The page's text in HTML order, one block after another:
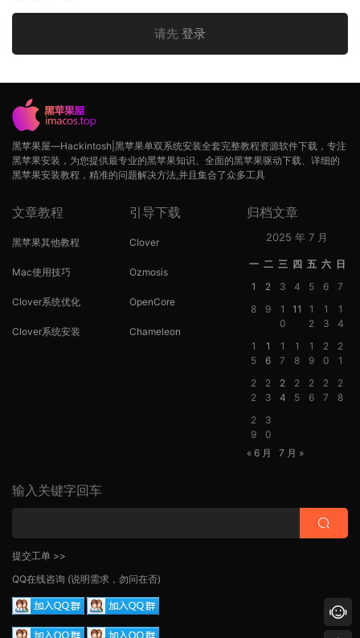
请先 登录
黑苹果屋—Hackintosh|黑苹果单双系统安装全套完整教程资源软件下载，专注
黑苹果安装，为您提供最专业的黑苹果知识、全面的黑苹果驱动下载、详细的
黑苹果安装教程，精准的问题解决方法,并且集合了众多工具
文章教程
黑苹果其他教程
Mac使用技巧
Clover系统优化
Clover系统安装
引导下载
Clover
Ozmosis
OpenCore
Chameleon
归档文章
2025 年 7 月
一 二 三 四 五 六 日
1
2 3 4 5 6
7
8
9
1
0
11
1
2
1
3
1
4
1
5
1
6
1
7
1
8
1
9
2
0
2
1
2
2
2
3
2
4
2
5
2
6
2
7
2
8
2
9
3
0
« 6 月
7 月 »
输入关键字回车
提交工单 >>
QQ在线咨询 (说明需求，勿问在否)